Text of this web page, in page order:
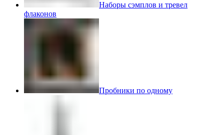
Наборы сэмплов и тревел
флаконов
Пробники по одному